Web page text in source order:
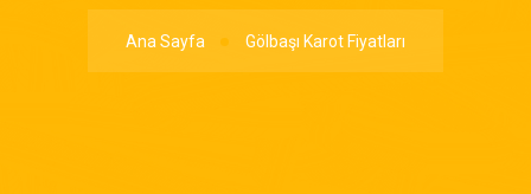
Ana Sayfa Gölbaşı Karot Fiyatları